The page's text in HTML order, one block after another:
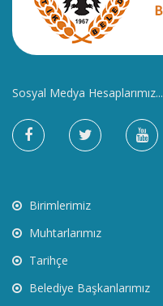
Sosyal Medya Hesaplarımız...
Birimlerimiz
Muhtarlarımız
Tarihçe
Belediye Başkanlarımız